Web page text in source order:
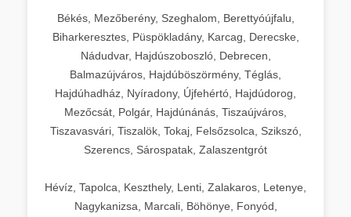
Békés, Mezőberény, Szeghalom, Berettyóújfalu,
Biharkeresztes, Püspökladány, Karcag, Derecske,
Nádudvar, Hajdúszoboszló, Debrecen,
Balmazújváros, Hajdúböszörmény, Téglás,
Hajdúhadház, Nyíradony, Újfehértó, Hajdúdorog,
Mezőcsát, Polgár, Hajdúnánás, Tiszaújváros,
Tiszavasvári, Tiszalök, Tokaj, Felsőzsolca, Szikszó,
Szerencs, Sárospatak, Zalaszentgrót
Hévíz, Tapolca, Keszthely, Lenti, Zalakaros, Letenye,
Nagykanizsa, Marcali, Böhönye, Fonyód,